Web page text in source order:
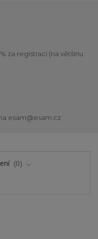
za registraci (na většinu
esam@esam.cz
0